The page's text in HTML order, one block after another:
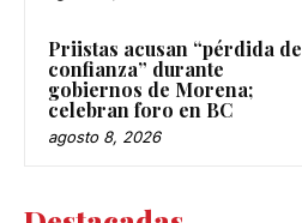
Priistas acusan “pérdida de
confianza” durante
gobiernos de Morena;
celebran foro en BC
agosto 8, 2026